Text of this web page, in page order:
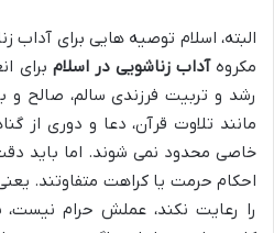
البته، اسلام توصیه هایی برای
مکروهآداب زناشویی در اسلام برای
رشد و تربیت فرزندی سالم، صالح و
مانند تلاوت قرآن، دعا و دوری از
خاصی محدود نمی شوند. اما باید
احکام حرمت یا کراهت متفاوتند.
را رعایت نکند، عملش حرام